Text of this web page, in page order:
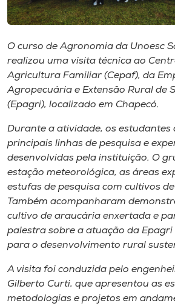
CPA
Biblioteca
Editora
Rádio
Museu
Unoesc
Store
Selecione
o idioma
O curso de Agronomia da Unoesc
realizou uma visita técnica ao
Agricultura Familiar (Cepaf), da
Agropecuária e Extensão Rural de
(Epagri), localizado em Chapecó.
Durante a atividade, os estudantes
principais linhas de pesquisa e
desenvolvidas pela instituição. O
estação meteorológica, as áreas
estufas de pesquisa com cultivos
Também acompanharam
cultivo de araucária enxertada e
palestra sobre a atuação da
para o desenvolvimento rural
A visita foi conduzida pelo
Gilberto Curti, que apresentou as
metodologias e projetos em